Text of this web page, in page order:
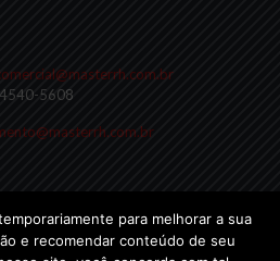
5608
para melhorar a sua
e recomendar conteúdo de seu